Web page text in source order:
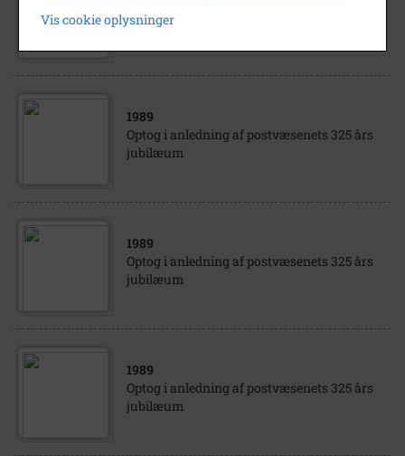
brænder da hekse"
1989
Optog i anledning af postvæsenets 325 års
jubilæum
1989
Optog i anledning af postvæsenets 325 års
jubilæum
1989
Optog i anledning af postvæsenets 325 års
jubilæum
Vis cookie oplysninger